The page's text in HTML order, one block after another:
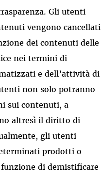
Gli utenti
vengono cancellati
dei contenuti delle
nei termini di
e dell’attività di
non solo potranno
sui contenuti, a
altresì il diritto di
gli utenti
prodotti o
di demistificare